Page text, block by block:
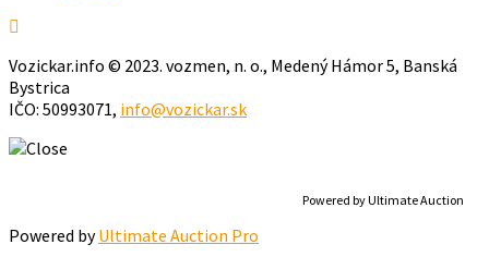
Vozickar.info © 2023. vozmen, n. o., Medený Hámor 5, Banská
Bystrica
IČO: 50993071, info@vozickar.sk
Powered by Ultimate Auction
Powered byUltimate Auction Pro